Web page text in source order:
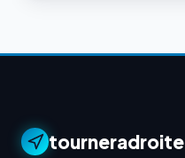
tourneradroite